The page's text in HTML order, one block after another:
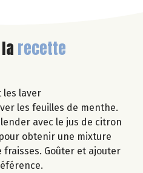
recette
les laver
les feuilles de menthe.
avec le jus de citron
obtenir une mixture
fraisses. Goûter et ajouter